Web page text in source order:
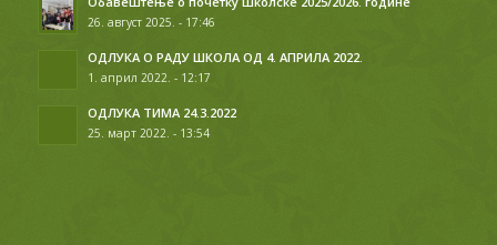
26. август 2025. - 17:46
ОДЛУКА О РАДУ ШКОЛА ОД 4. АПРИЛА 2022.
1. април 2022. - 12:17
ОДЛУКА ТИМА 24.3.2022
25. март 2022. - 13:54